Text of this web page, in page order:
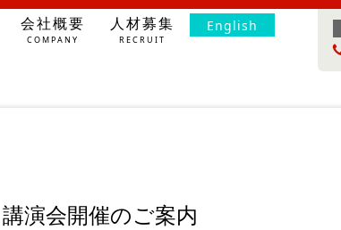
会社概要
COMPANY
人材募集
RECRUIT
English
演会開催のご案内